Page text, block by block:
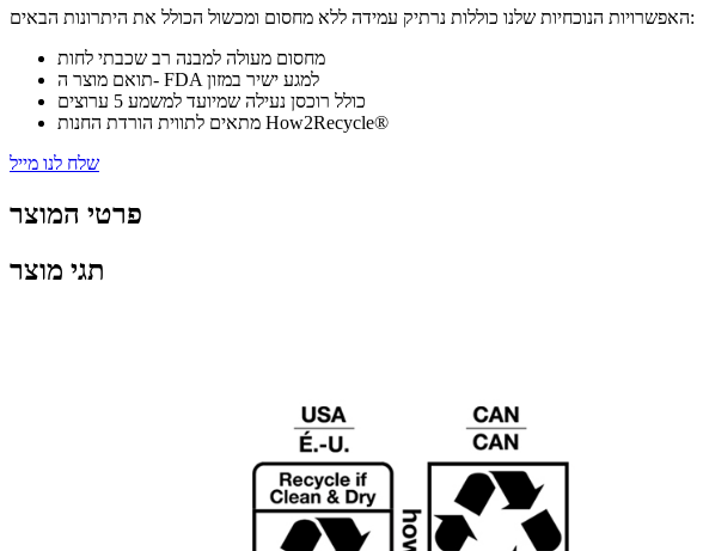
האפשרויות הנוכחיות שלנו כוללות נרתיק עמידה ללא מחסום ומכשול הכולל את היתרונות הבאים:
מחסום מעולה למבנה רב שכבתי לחות
תואם מוצר ה- FDA למגע ישיר במזון
כולל רוכסן נעילה שמיועד למשמע 5 ערוצים
מתאים לתווית הורדת החנות How2Recycle®
שלח לנו מייל
פרטי המוצר
תגי מוצר